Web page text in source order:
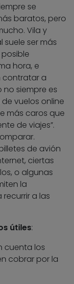
se
baratos, pero
Vila y
suele ser más
hora, e
contratar a
no siempre es
vuelos online
más caros que
de viajes”.
de avión
ciertas
o algunas
la
a las
útiles:
cuenta los
cobrar por la